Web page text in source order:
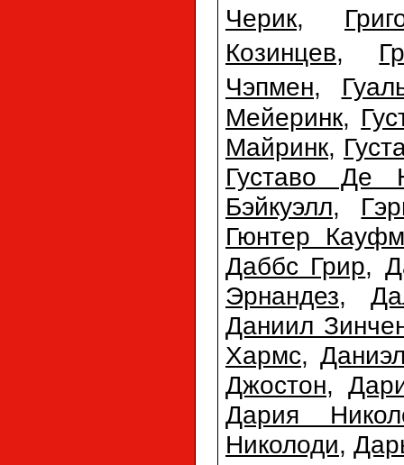
Черик,
Козинцев,
Чэпмен,
Мейеринк,
Майринк,
Густаво Де
Бэйкуэлл,
Гюнтер
Даббс Грир,
Эрнандез,
Даниил
Хармс,
Джостон,
Дария
Николоди,